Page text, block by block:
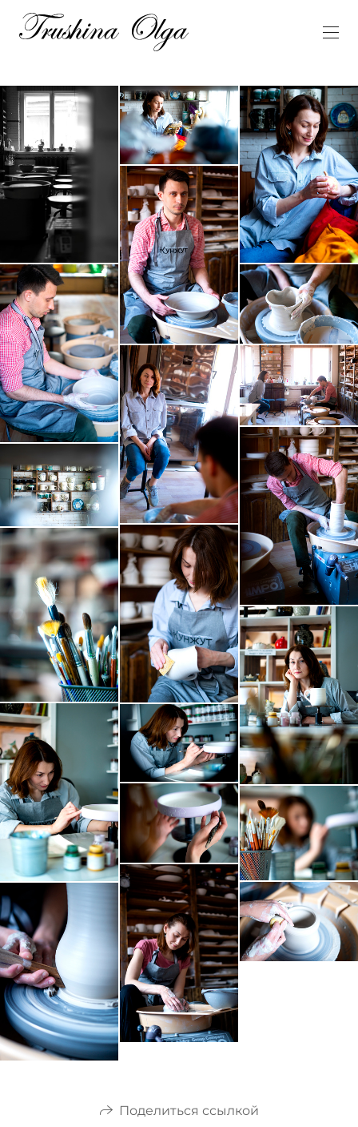
Поделиться ссылкой